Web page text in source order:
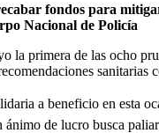
fondos para
Nacional de Policía
la primera de las ocho
sanitarias
a beneficio en esta
de lucro busca